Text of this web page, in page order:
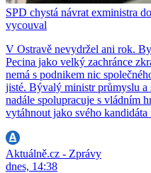
SPD chystá návrat exministra
vycouval
V Ostravě nevydržel ani rok.
Pecina jako velký zachránce
nemá s podnikem nic
jisté. Bývalý ministr průmyslu
nadále spolupracuje s vládním
vytáhnout jako svého
Aktuálně.cz - Zprávy
dnes, 14:38